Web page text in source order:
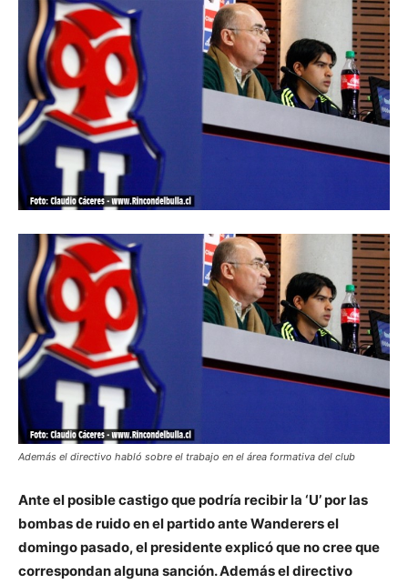
Además el directivo habló sobre el trabajo en el área formativa del club
Ante el posible castigo que podría recibir la ‘U’ por las
bombas de ruido en el partido ante Wanderers el
domingo pasado, el presidente explicó que no cree que
correspondan alguna sanción. Además el directivo